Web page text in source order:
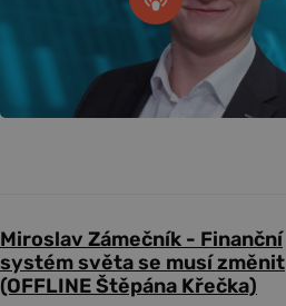
Miroslav Zámečník - Finanční
systém světa se musí změnit
(OFFLINE Štěpána Křečka)